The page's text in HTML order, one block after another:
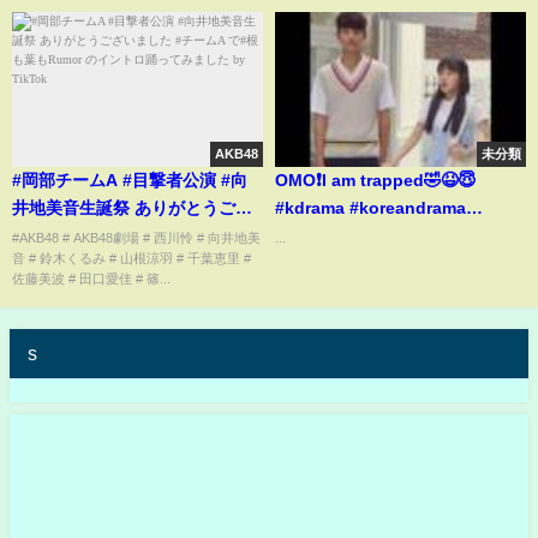
AKB48
#岡部チームA #目撃者公演 #向
井地美音生誕祭 ありがとうござ
いました #チームA で#根も葉も
Rumor のイントロ踊ってみまし
た by TikTok
#AKB48 # AKB48劇場 # 西川怜 # 向井地美
音 # 鈴木くるみ # 山根涼羽 # 千葉恵里 #
佐藤美波 # 田口愛佳 # 篠...
未分類
OMO❗️I am trapped🤣😆😇
#kdrama #koreandrama
s